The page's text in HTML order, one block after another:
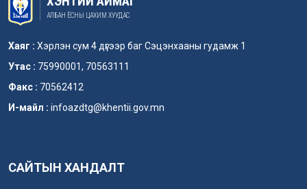
АЛБАН ЁСНЫ ЦАХИМ ХУУДАС
Хаяг : Хэрлэн сум 4 дүгээр баг Сэцэнхааны гудамж 1
Утас : 75990001, 70563111
Факс : 70562412
И-майл : infoazdtg@khentii.gov.mn
САЙТЫН ХАНДАЛТ